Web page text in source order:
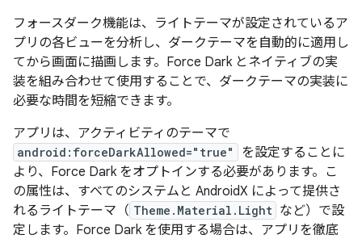
フォースダーク機能は、ライトテーマが設定されているア
プリの各ビューを分析し、ダークテーマを自動的に適用し
てから画面に描画します。Force Dark とネイティブの実
装を組み合わせて使用することで、ダークテーマの実装に
必要な時間を短縮できます。
アプリは、アクティビティのテーマで
android:forceDarkAllowed="true"
を設定することに
より、Force Dark をオプトインする必要があります。こ
の属性は、すべてのシステムと AndroidX によって提供さ
れるライトテーマ（ Theme.Material.Light など）で設
定します。Force Dark を使用する場合は、アプリを徹底